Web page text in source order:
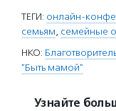
ТЕГИ: онлайн-
семьям, семейные
НКО:
"Быть мамой"
Узнайте